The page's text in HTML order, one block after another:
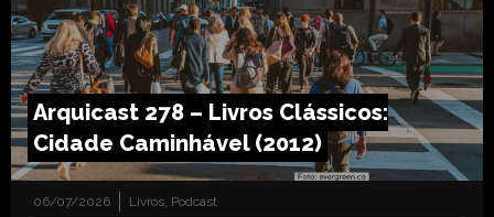
Arquicast 278 – Livros Clássicos:
Cidade Caminhável (2012)
06/07/2026 Livros, Podcast